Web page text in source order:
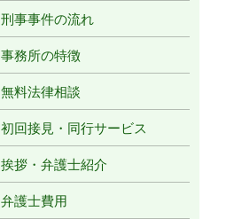
刑事事件の流れ
事務所の特徴
無料法律相談
初回接見・同行サービス
挨拶・弁護士紹介
弁護士費用